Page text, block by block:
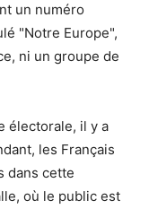
un numéro
"Notre Europe",
ni un groupe de
électorale, il y a
les Français
dans cette
où le public est